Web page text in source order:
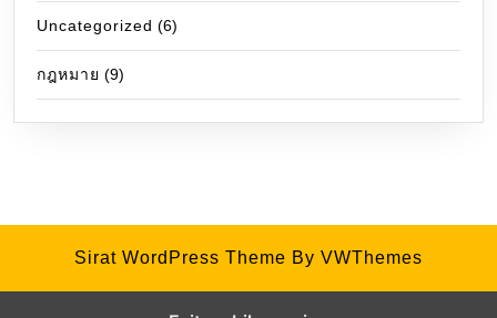
Uncategorized (6)
กฎหมาย (9)
Sirat WordPress Theme By VWThemes